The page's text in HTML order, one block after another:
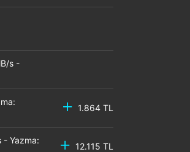
s -
1.864 TL
- Yazma:
12.115 TL